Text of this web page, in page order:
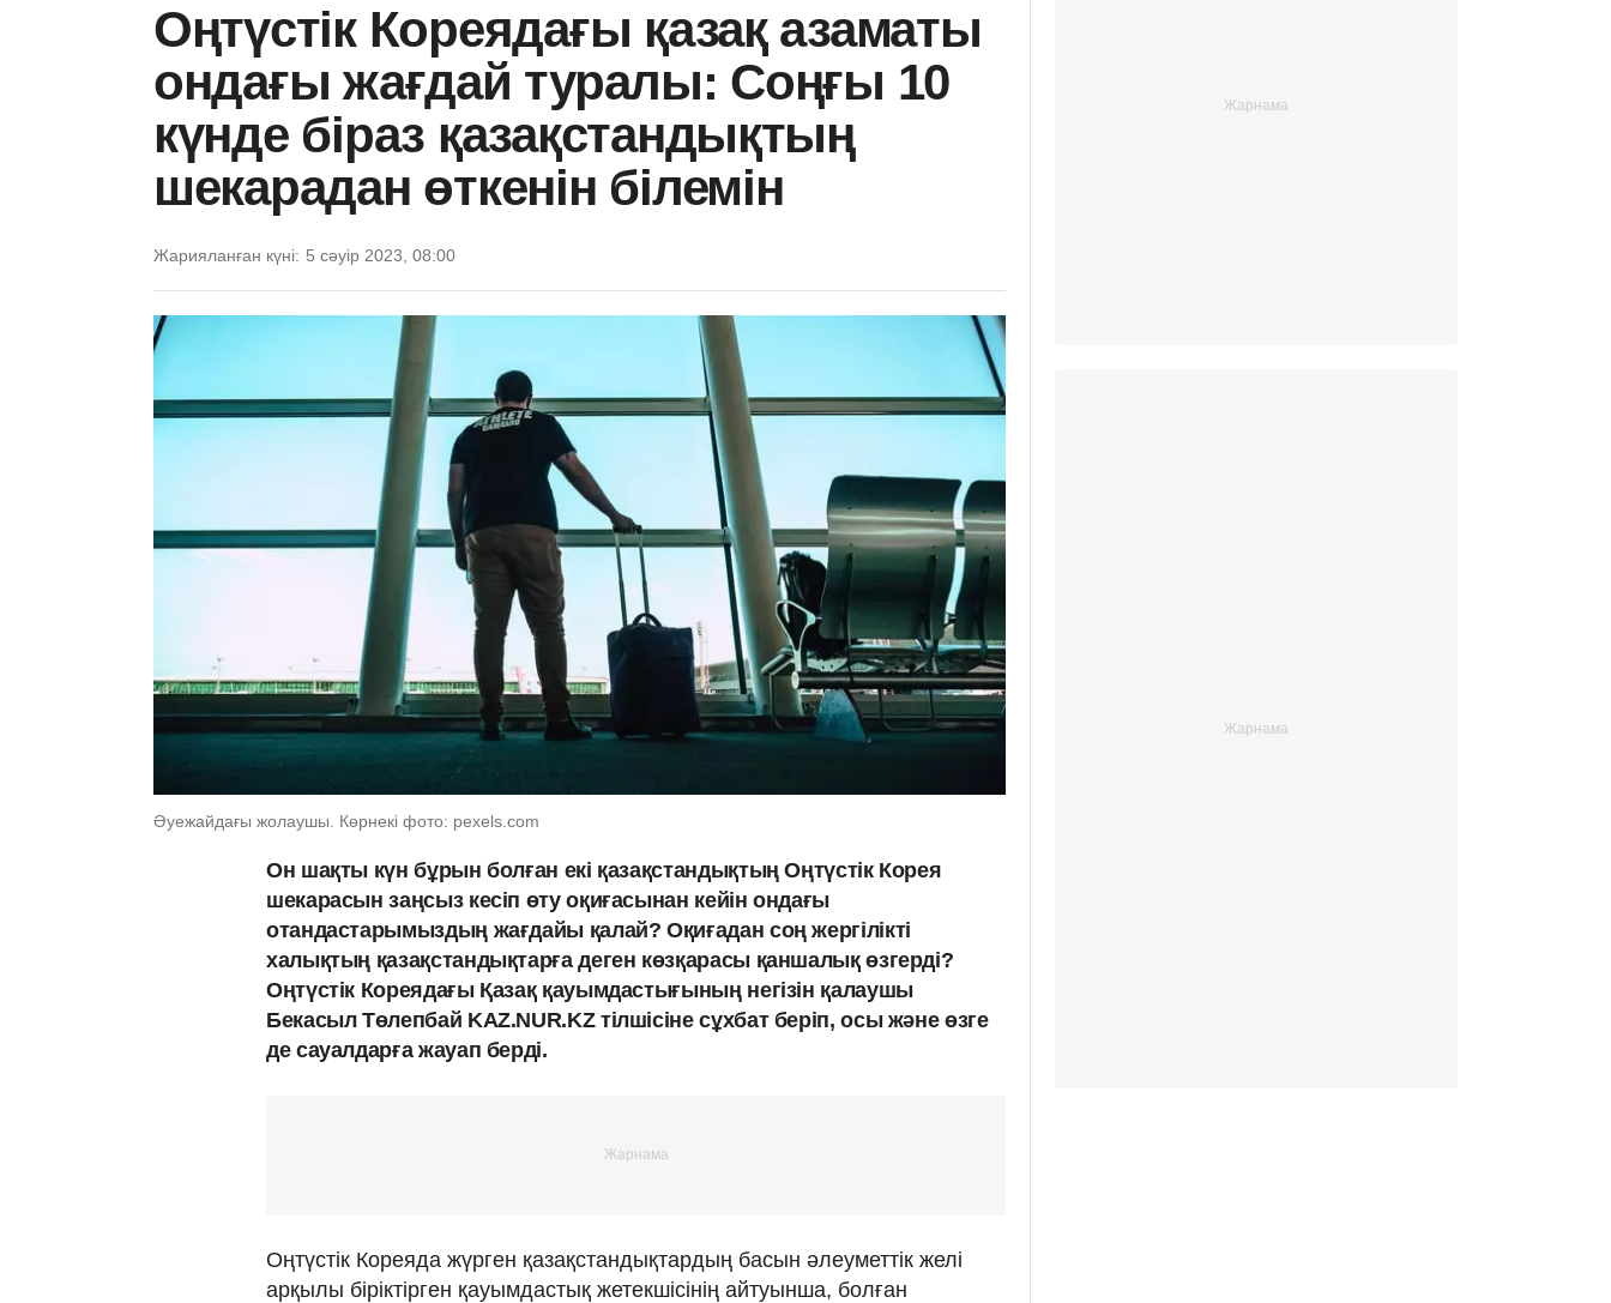
Оңтүстік Кореядағы қазақ азаматы
ондағы жағдай туралы: Соңғы 10
күнде біраз қазақстандықтың
шекарадан өткенін білемін
Жарияланған күні: 5 сәуір 2023, 08:00
Әуежайдағы жолаушы. Көрнекі фото: pexels.com
Он шақты күн бұрын болған екі қазақстандықтың Оңтүстік Корея
шекарасын заңсыз кесіп өту оқиғасынан кейін ондағы
отандастарымыздың жағдайы қалай? Оқиғадан соң жергілікті
халықтың қазақстандықтарға деген көзқарасы қаншалық өзгерді?
Оңтүстік Кореядағы Қазақ қауымдастығының негізін қалаушы
Бекасыл Төлепбай KAZ.NUR.KZ тілшісіне сұхбат беріп, осы және өзге
де сауалдарға жауап берді.
Оңтүстік Кореяда жүрген қазақстандықтардың басын әлеуметтік желі
арқылы біріктірген қауымдастық жетекшісінің айтуынша, болған